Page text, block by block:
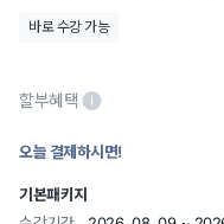
바로 수강 가능
할부혜택
오늘 결제하시면!
기본패키지